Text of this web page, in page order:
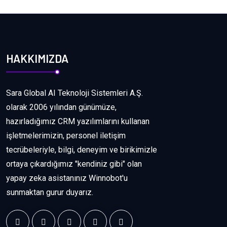
HAKKIMIZDA
Sara Global AI Teknoloji Sistemleri A.Ş.
olarak 2006 yılından günümüze,
hazırladığımız CRM yazılımlarını kullanan
işletmelerimizin, personel iletişim
tecrübeleriyle, bilgi, deneyim ve birikimizle
ortaya çıkardığımız "kendiniz gibi" olan
yapay zeka asistanınız Winnobot'u
sunmaktan gurur duyarız.